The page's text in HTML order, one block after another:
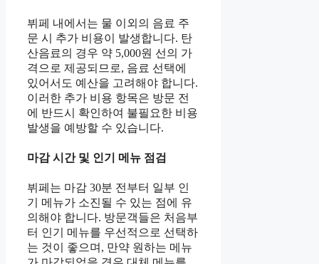
뷔페 내에서는 물 이외의 음료 주
문 시 추가 비용이 발생합니다. 탄
산음료의 경우 약 5,000원 선의 가
격으로 제공되므로, 음료 선택에
있어서도 예산을 고려해야 합니다.
이러한 추가 비용 항목은 방문 전
에 반드시 확인하여 불필요한 비용
발생을 예방할 수 있습니다.
마감 시간 및 인기 메뉴 점검
뷔페는 마감 30분 전부터 일부 인
기 메뉴가 소진될 수 있는 점에 유
의해야 합니다. 방문객들은 처음부
터 인기 메뉴를 우선적으로 선택하
는 것이 좋으며, 만약 원하는 메뉴